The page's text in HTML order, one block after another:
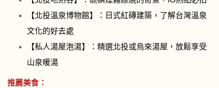
【北投溫泉博物館】：日式紅磚建築，了解台灣溫泉
文化的好去處
【私人湯屋泡湯】：精選北投或烏來湯屋，放鬆享受
山泉暖湯
推薦美食：